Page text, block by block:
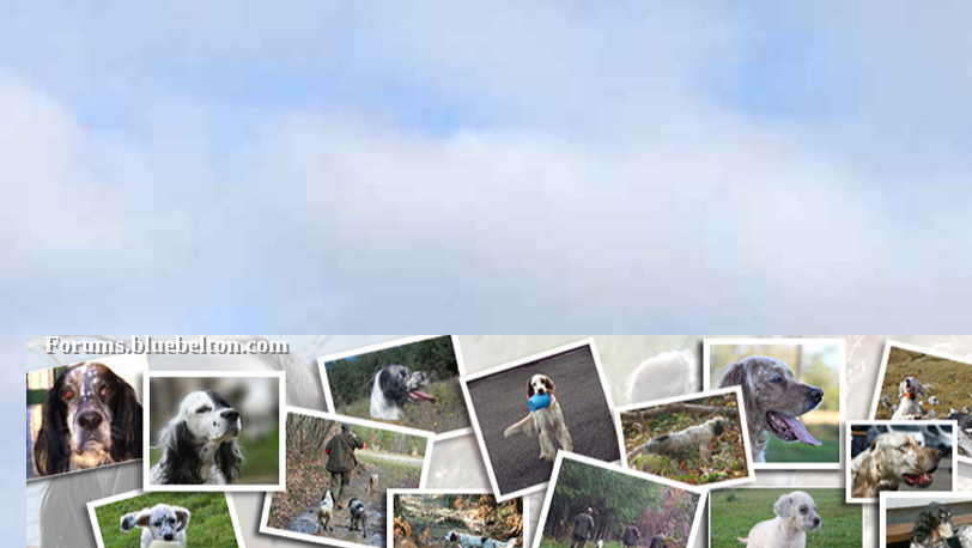
Forums.bluebelton.com